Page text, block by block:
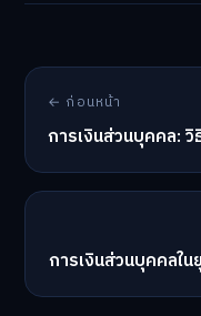
← ก่อนหน้า
การเงินส่วนบุคคล:
การเงินส่วนบุคคลใ